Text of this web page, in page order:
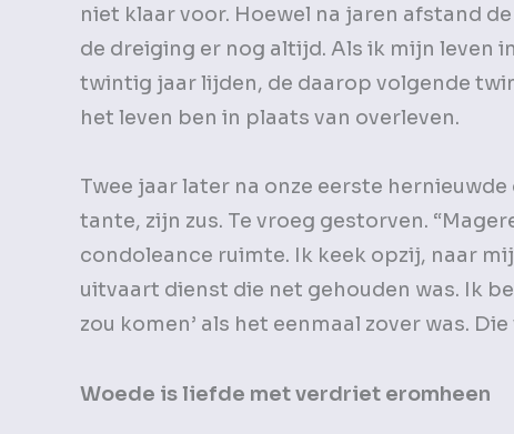
niet klaar voor. Hoewel na jaren afstand
de dreiging er nog altijd. Als ik mijn leven
twintig jaar lijden, de daarop volgende
het leven ben in plaats van overleven.
Twee jaar later na onze eerste
tante, zijn zus. Te vroeg gestorven.
condoleance ruimte. Ik keek opzij, naar
uitvaart dienst die net gehouden was. Ik
zou komen’ als het eenmaal zover was.
Woede is liefde met verdriet eromheen